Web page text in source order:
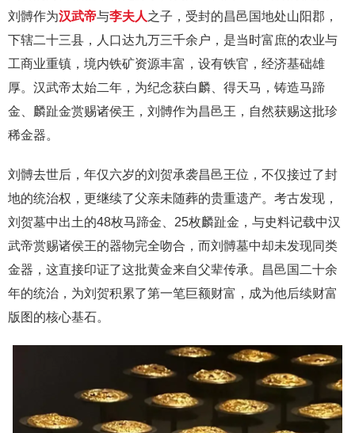
刘髆作为汉武帝与李夫人之子，受封的昌邑国地处山阳郡，
下辖二十三县，人口达九万三千余户，是当时富庶的农业与
工商业重镇，境内铁矿资源丰富，设有铁官，经济基础雄
厚。汉武帝太始二年，为纪念获白麟、得天马，铸造马蹄
金、麟趾金赏赐诸侯王，刘髆作为昌邑王，自然获赐这批珍
稀金器。
刘髆去世后，年仅六岁的刘贺承袭昌邑王位，不仅接过了封
地的统治权，更继续了父亲未随葬的贵重遗产。考古发现，
刘贺墓中出土的48枚马蹄金、25枚麟趾金，与史料记载中汉
武帝赏赐诸侯王的器物完全吻合，而刘髆墓中却未发现同类
金器，这直接印证了这批黄金来自父辈传承。昌邑国二十余
年的统治，为刘贺积累了第一笔巨额财富，成为他后续财富
版图的核心基石。